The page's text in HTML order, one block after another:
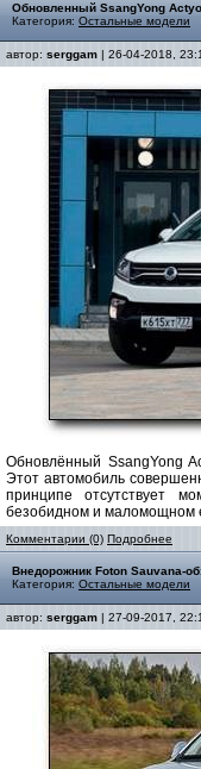
Обновленный SsangYong
Категория: Остальные модели
автор: serggam | 26-04-2018,
Обновлённый SsangYong
Этот автомобиль
принципе отсутствует
безобидном и маломощном
Комментарии (0) Подробнее
Внедорожник Foton Sauvana-
Категория: Остальные модели
автор: serggam | 27-09-2017,